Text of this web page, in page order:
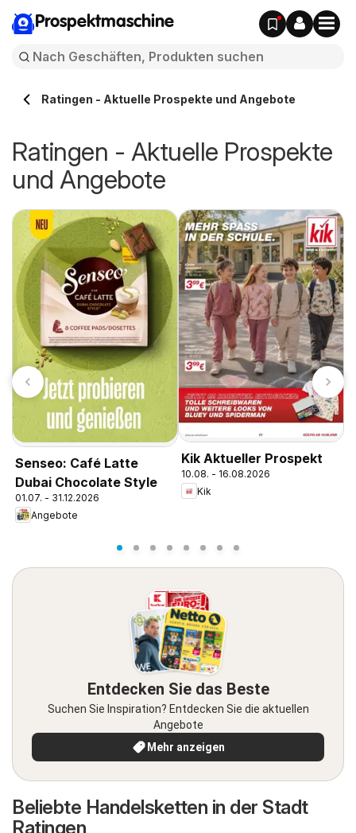
Prospektmaschine
Ratingen - Aktuelle Prospekte und Angebote
Ratingen - Aktuelle Prospekte
und Angebote
Senseo: Café Latte
Dubai Chocolate Style
01.07. - 31.12.2026
Angebote
Kik Aktueller Prospekt
10.08. - 16.08.2026
Kik
Entdecken Sie das Beste
Suchen Sie Inspiration? Entdecken Sie die aktuellen
Angebote
Mehr anzeigen
Beliebte Handelsketten in der Stadt
Ratingen